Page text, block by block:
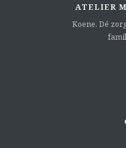
ATELIER
Koene. Dé